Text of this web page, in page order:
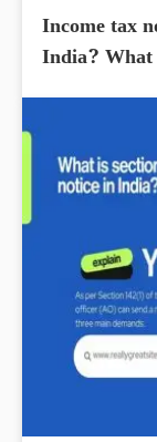
Income tax
India?